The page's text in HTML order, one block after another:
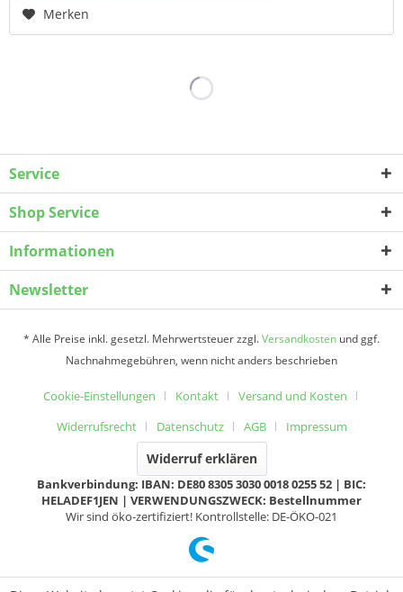
Merken
Service
Shop Service
Informationen
Newsletter
* Alle Preise inkl. gesetzl. Mehrwertsteuer zzgl.Versandkosten und ggf.
Nachnahmegebühren, wenn nicht anders beschrieben
Cookie-Einstellungen Kontakt
Versand und Kosten
Widerrufsrecht
Datenschutz AGB Impressum
Widerruf erklären
Bankverbindung: IBAN: DE80 8305 3030 0018 0255 52 | BIC:
HELADEF1JEN | VERWENDUNGSZWECK: Bestellnummer
Wir sind öko-zertifiziert! Kontrollstelle: DE-ÖKO-021